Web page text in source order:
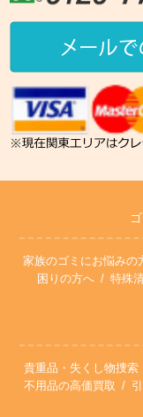
家族のゴミにお悩みの
困りの方へ
特殊
貴重品・失くし物捜索
不用品の高価買取